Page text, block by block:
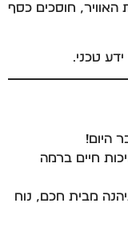
חוסכים כסף
טכני.
היום!
חיים ברמה
מבית חכם, נוח